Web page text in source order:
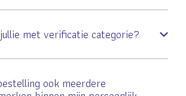
met verificatie categorie?
ook meerdere